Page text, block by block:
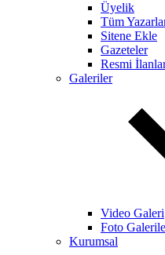
Üyelik
Tüm
Sitene Ekle
Gazeteler
Resmi
Galeriler
Video Galeri
Foto
Kurumsal